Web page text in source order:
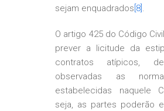
sejam enquadrados [8] .
O artigo 425 do Código
prever a licitude da
contratos atípicos,
observadas as
estabelecidas naquele
seja, as partes poderão